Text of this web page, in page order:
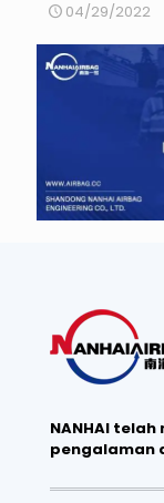
04/29/2022
NANHAI
pengalaman